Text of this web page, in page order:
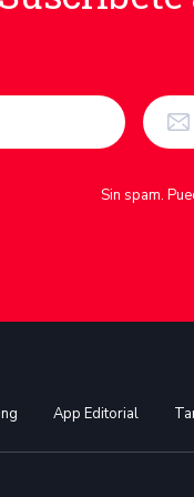
Sin spam.
App Editorial